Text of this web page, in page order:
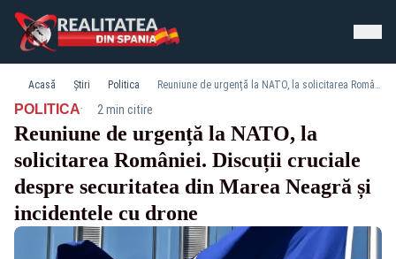
Acasă Știri Politica Reuniune de urgență la NATO, la solicitarea României. Discuții cruciale despre securitatea din Marea Neagră și incidentele cu drone
POLITICA· 2 min citire
Reuniune de urgență la NATO, la
solicitarea României. Discuții cruciale
despre securitatea din Marea Neagră și
incidentele cu drone